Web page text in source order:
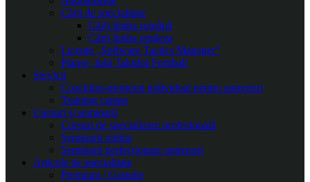
Cărți de specialitate
Cărți limba română
Cărți limba engleza
Licențe „Software Tactics Manager”
Planșe, folii Taktifol Football
Servicii
Coaching-mentorat individual pentru antrenori
Training camps
Cursuri și seminarii
Cursuri de specializare profesională
Seminarii online
Seminarii perfecționare antrenori
Articole de specialitate
Premium / Gratuite